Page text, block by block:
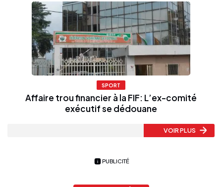
SPORT
Affaire trou financier à la FIF: L’ex-comité
exécutif se dédouane
VOIR PLUS
PUBLICITÉ